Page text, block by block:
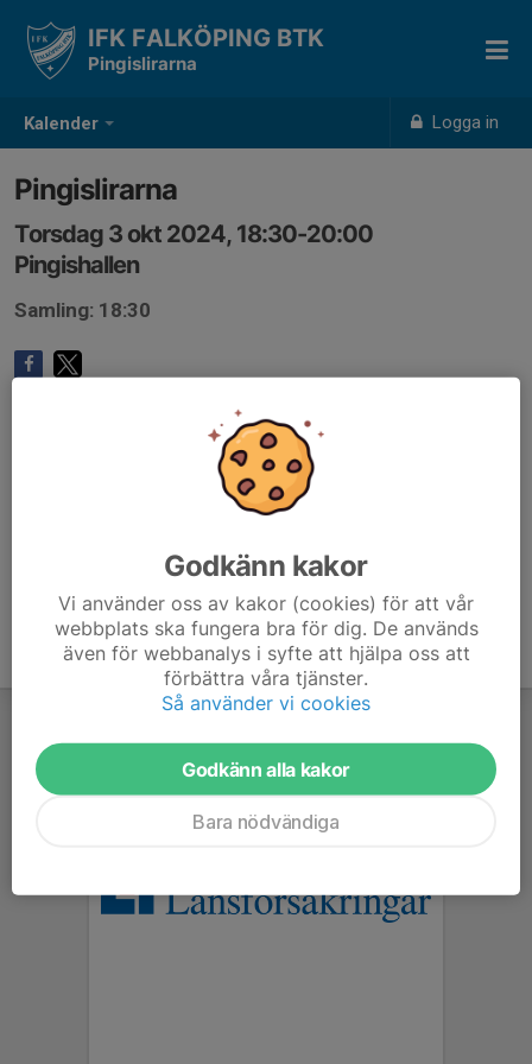
Kalender Logga in
IFK FALKÖPING BTK
Pingislirarna
Pingislirarna
Torsdag 3 okt 2024, 18:30-20:00
Pingishallen
Samling: 18:30
Godkänn kakor
Vi använder oss av kakor (cookies) för att vår
webbplats ska fungera bra för dig. De används
även för webbanalys i syfte att hjälpa oss att
förbättra våra tjänster.
Så använder vi cookies
Godkänn alla kakor
Bara nödvändiga